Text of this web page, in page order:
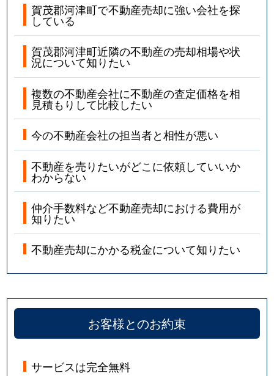
賀茂郡河津町で不動産売却に強い会社を探
している
賀茂郡河津町近隣の不動産の売却相場や状
況について知りたい
複数の不動産会社に不動産の査定価格を相
見積もりして比較したい
今の不動産会社の担当者と相性が悪い
不動産を売りたいがどこに依頼していいか
わからない
仲介手数料など不動産売却における費用が
知りたい
不動産売却にかかる税金について知りたい
お客様とのお約束
サービスは完全無料